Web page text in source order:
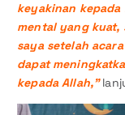
keyakinan kepada
mental yang kuat,
saya setelah
dapat
kepadaAllah,”